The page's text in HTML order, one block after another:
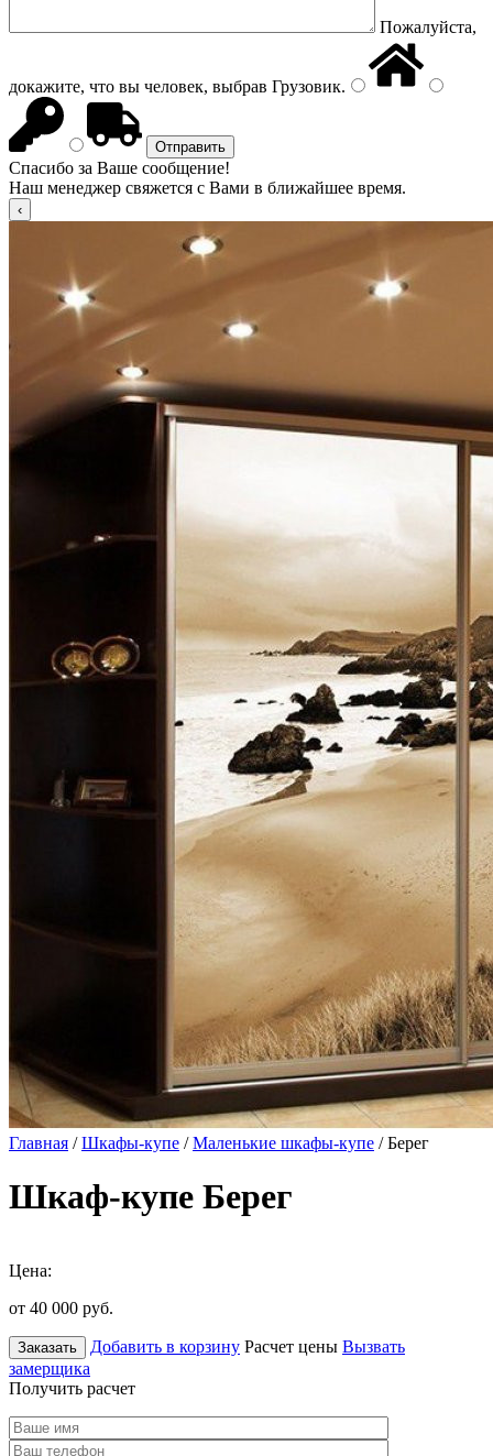
Пожалуйста,
докажите, что вы человек, выбрав Грузовик.
Спасибо за Ваше сообщение!
Наш менеджер свяжется с Вами в ближайшее время.
Главная /Шкафы-купе /Маленькие шкафы-купе / Берег
Шкаф-купе Берег
Цена:
от 40 000 руб.
Заказать Добавить в корзину Расчет цены Вызвать
замерщика
Получить расчет